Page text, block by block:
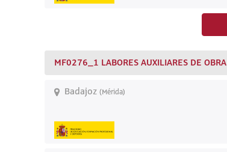
MF0276_1 LABORES AUXILIARES DE OBRA
Badajoz (Mérida)